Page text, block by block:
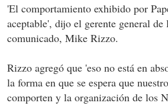
'El comportamiento exhibido por
aceptable', dijo el gerente general
comunicado, Mike Rizzo.
Rizzo agregó que 'eso no está en
la forma en que se espera que
comporten y la organización de los